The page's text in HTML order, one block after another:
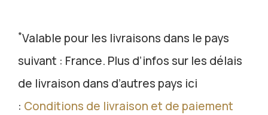
*Valable pour les livraisons dans le pays
suivant : France. Plus d’infos sur les délais
de livraison dans d’autres pays ici
: Conditions de livraison et de paiement